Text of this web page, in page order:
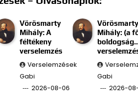
Vörösmarty
Mihály: A
féltékeny
verselemzés
Verselemzések
Gabi
2026-08-06
Vörösmarty
Mihály: (a
Gabi
2026-